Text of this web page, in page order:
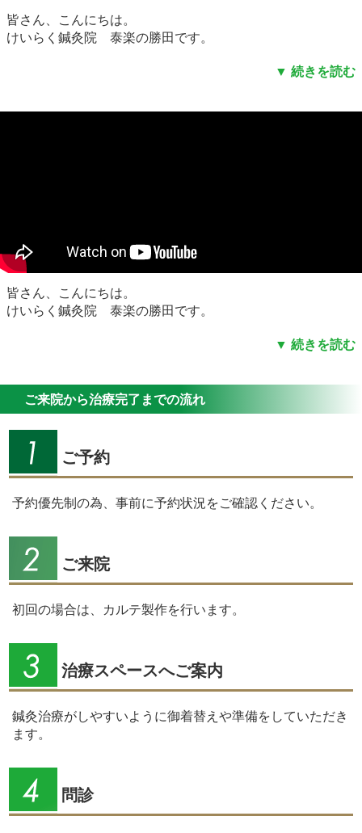
皆さん、こんにちは。
けいらく鍼灸院 泰楽の勝田です。
皆さん、こんにちは。
けいらく鍼灸院 泰楽の勝田です。
ご来院から治療完了までの流れ
ご予約
予約優先制の為、事前に予約状況をご確認ください。
ご来院
初回の場合は、カルテ製作を行います。
治療スペースへご案内
鍼灸治療がしやすいように御着替えや準備をしていただき
ます。
問診